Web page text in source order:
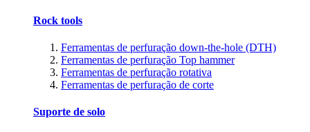
Rock tools
Ferramentas de perfuração down-the-hole (DTH)
Ferramentas de perfuração Top hammer
Ferramentas de perfuração rotativa
Ferramentas de perfuração de corte
Suporte de solo